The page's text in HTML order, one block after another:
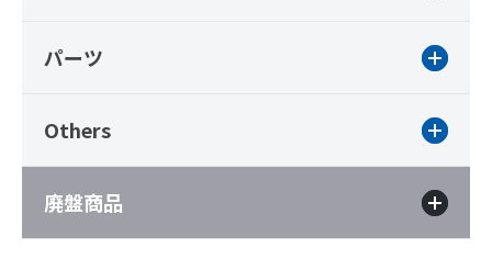
パーツ
Others
廃盤商品